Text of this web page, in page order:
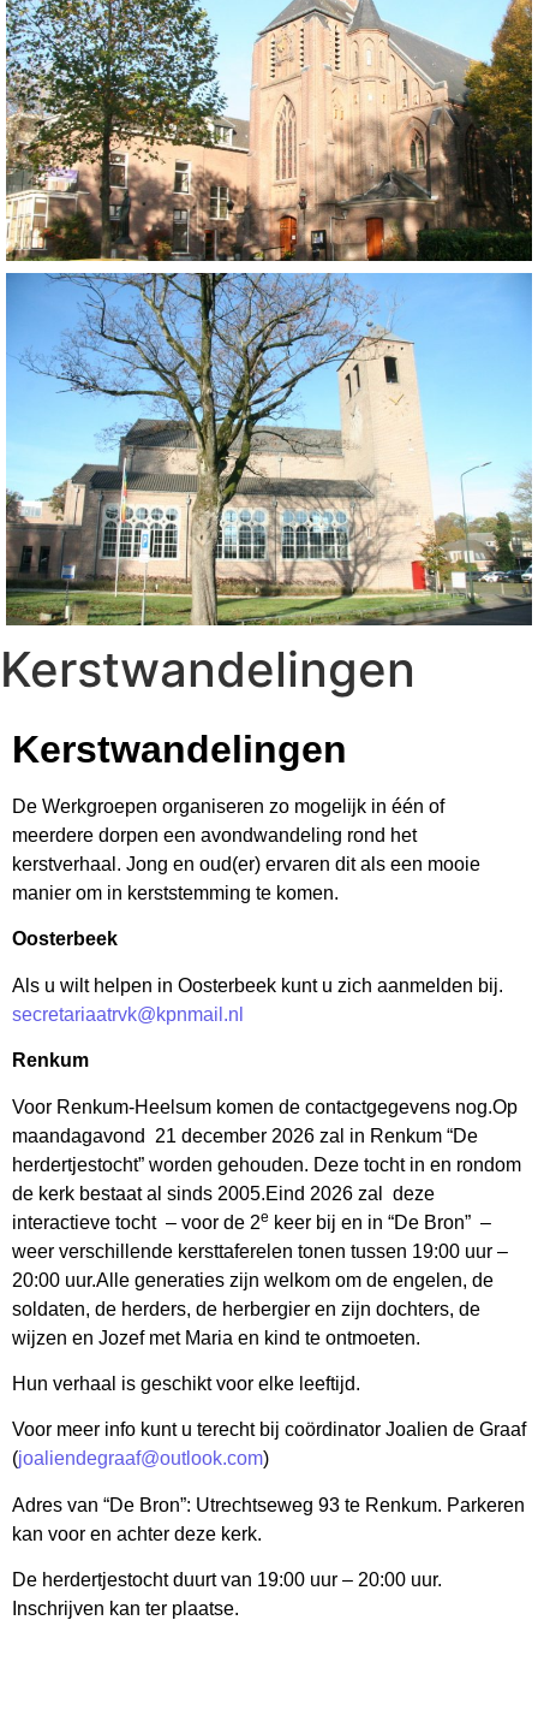
Kerstwandelingen
Kerstwandelingen
De Werkgroepen organiseren zo mogelijk in één of
meerdere dorpen een avondwandeling rond het
kerstverhaal. Jong en oud(er) ervaren dit als een mooie
manier om in kerststemming te komen.
Oosterbeek
Als u wilt helpen in Oosterbeek kunt u zich aanmelden bij.
secretariaatrvk@kpnmail.nl
Renkum
Voor Renkum-Heelsum komen de contactgegevens nog.Op
maandagavond 21 december 2026 zal in Renkum “De
herdertjestocht” worden gehouden. Deze tocht in en rondom
de kerk bestaat al sinds 2005.Eind 2026 zal deze
interactieve tocht – voor de 2e keer bij en in “De Bron” –
weer verschillende kersttaferelen tonen tussen 19:00 uur –
20:00 uur.Alle generaties zijn welkom om de engelen, de
soldaten, de herders, de herbergier en zijn dochters, de
wijzen en Jozef met Maria en kind te ontmoeten.
Hun verhaal is geschikt voor elke leeftijd.
Voor meer info kunt u terecht bij coördinator Joalien de Graaf
(joaliendegraaf@outlook.com)
Adres van “De Bron”: Utrechtseweg 93 te Renkum. Parkeren
kan voor en achter deze kerk.
De herdertjestocht duurt van 19:00 uur – 20:00 uur.
Inschrijven kan ter plaatse.